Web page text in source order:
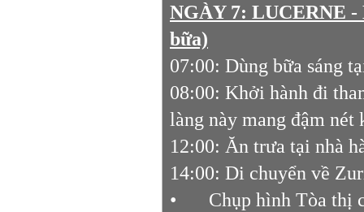
NGÀY 7: LUCERNE
bữa)
07:00: Dùng bữa sáng
08:00: Khởi hành đi
làng này mang đậm
12:00: Ăn trưa tại nhà
14:00: Di chuyển về
•
Chụp hình Tòa thị